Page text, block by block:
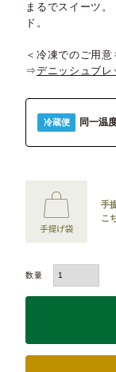
まるでスイーツ
ド。
＜冷凍でのご用意
⇒デニッシュブレ
冷蔵便 同一温
手
こ